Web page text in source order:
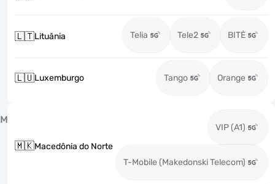
🇱🇹Lituânia Telia Tele2 BITĖ
🇱🇺Luxemburgo Tango Orange
M
🇲🇰Macedônia do Norte
VIP (A1)
T-Mobile (Makedonski Telecom)